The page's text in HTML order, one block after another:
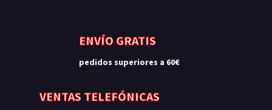
ENVÍO GRATIS
pedidos superiores a 60€
VENTAS TELEFÓNICAS